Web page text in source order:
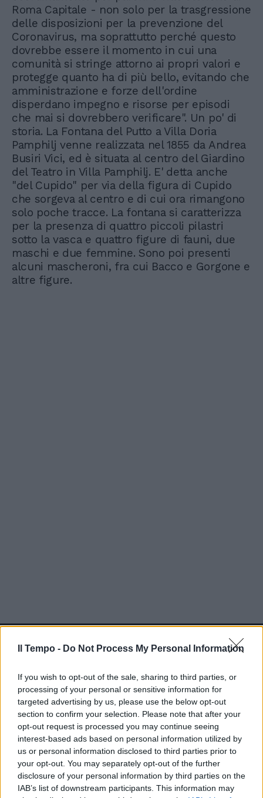
Il Tempo - Do Not Process My Personal Information
If you wish to opt-out of the sale, sharing to third parties, or
processing of your personal or sensitive information for
targeted advertising by us, please use the below opt-out
section to confirm your selection. Please note that after your
opt-out request is processed you may continue seeing
interest-based ads based on personal information utilized by
us or personal information disclosed to third parties prior to
your opt-out. You may separately opt-out of the further
disclosure of your personal information by third parties on the
IAB’s list of downstream participants. This information may
Roma Capitale - non solo per la trasgressione
delle disposizioni per la prevenzione del
Coronavirus, ma soprattutto perché questo
dovrebbe essere il momento in cui una
comunità si stringe attorno ai propri valori e
protegge quanto ha di più bello, evitando che
amministrazione e forze dell'ordine
disperdano impegno e risorse per episodi
che mai si dovrebbero verificare". Un po' di
storia. La Fontana del Putto a Villa Doria
Pamphilj venne realizzata nel 1855 da Andrea
Busiri Vici, ed è situata al centro del Giardino
del Teatro in Villa Pamphilj. E' detta anche
"del Cupido" per via della figura di Cupido
che sorgeva al centro e di cui ora rimangono
solo poche tracce. La fontana si caratterizza
per la presenza di quattro piccoli pilastri
sotto la vasca e quattro figure di fauni, due
maschi e due femmine. Sono poi presenti
alcuni mascheroni, fra cui Bacco e Gorgone e
altre figure.